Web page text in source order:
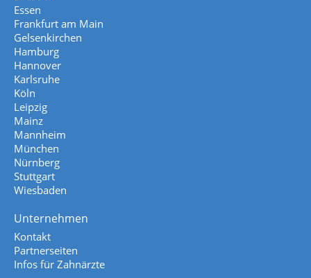
Essen
Frankfurt am Main
Gelsenkirchen
Hamburg
Hannover
Karlsruhe
Köln
Leipzig
Mainz
Mannheim
München
Nürnberg
Stuttgart
Wiesbaden
Unternehmen
Kontakt
Partnerseiten
Infos für Zahnärzte